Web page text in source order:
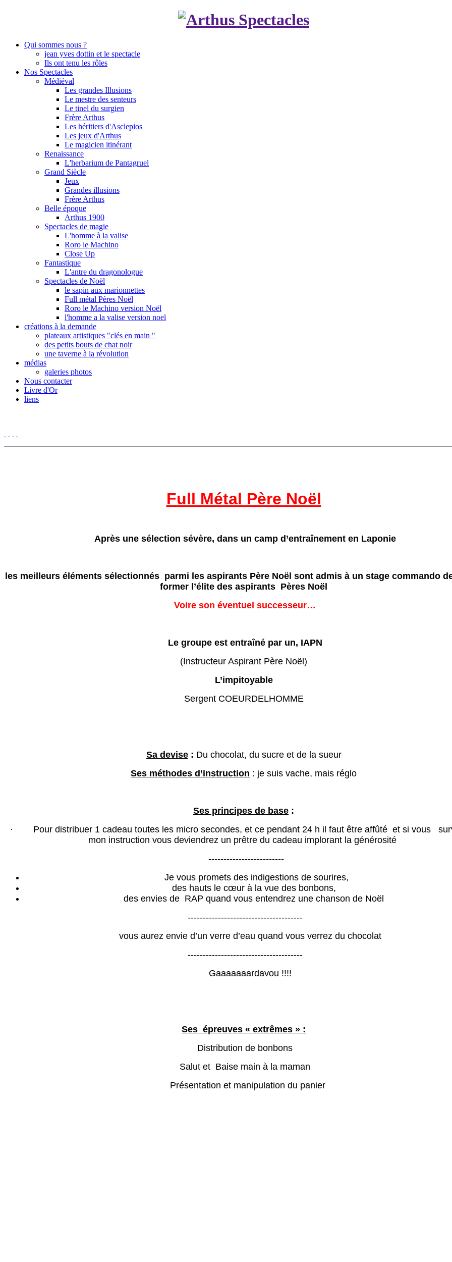
Qui sommes nous ?
jean yves dottin et le spectacle
Ils ont tenu les rôles
Nos Spectacles
Médiéval
Les grandes Illusions
Le mestre des senteurs
Le tinel du surgien
Frère Arthus
Les héritiers d'Asclepios
Les jeux d'Arthus
Le magicien itinérant
Renaissance
L'herbarium de Pantagruel
Grand Siècle
Jeux
Grandes illusions
Frère Arthus
Belle époque
Arthus 1900
Spectacles de magie
L'homme à la valise
Roro le Machino
Close Up
Fantastique
L'antre du dragonologue
Spectacles de Noël
le sapin aux marionnettes
Full métal Pères Noël
Roro le Machino version Noël
l'homme a la valise version noel
créations à la demande
plateaux artistiques "clés en main "
des petits bouts de chat noir
une taverne à la révolution
médias
galeries photos
Nous contacter
Livre d'Or
liens
Full Métal Père Noël
Après une sélection sévère, dans un camp d’entraînement en Laponie
les meilleurs éléments sélectionnés parmi les aspirants Père Noël sont admis à un stage commando
former l’élite des aspirants Pères Noël
Voire son éventuel successeur…
Le groupe est entraîné par un, IAPN
(Instructeur Aspirant Père Noël)
L’impitoyable
Sergent COEURDELHOMME
Sa devise: Du chocolat, du sucre et de la sueur
Ses méthodes d’instruction : je suis vache, mais réglo
Ses principes de base :
· Pour distribuer 1 cadeau toutes les micro secondes, et ce pendant 24 h il faut être affûté et si vous
mon instruction vous deviendrez un prêtre du cadeau implorant la générosité
-------------------------
Je vous promets des indigestions de sourires,
des hauts le cœur à la vue des bonbons,
des envies de RAP quand vous entendrez une chanson de Noël
--------------------------------------
vous aurez envie d’un verre d’eau quand vous verrez du chocolat
--------------------------------------
Gaaaaaaardavou !!!!
Ses épreuves « extrêmes » :
Distribution de bonbons
Salut et Baise main à la maman
Présentation et manipulation du panier